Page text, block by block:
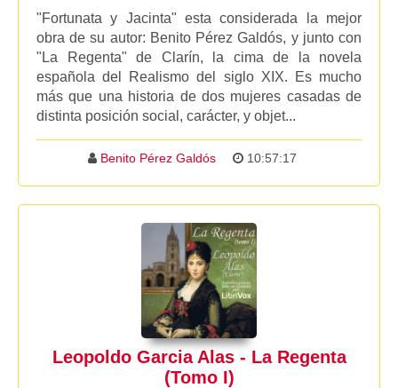
"Fortunata y Jacinta" esta considerada la mejor
obra de su autor: Benito Pérez Galdós, y junto con
"La Regenta" de Clarín, la cima de la novela
española del Realismo del siglo XIX. Es mucho
más que una historia de dos mujeres casadas de
distinta posición social, carácter, y objet...
Benito Pérez Galdós 10:57:17
Leopoldo Garcia Alas - La Regenta
(Tomo I)